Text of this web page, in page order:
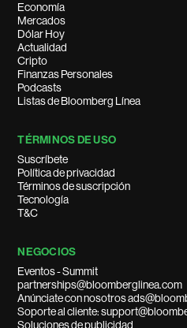
Economía
Mercados
Dólar Hoy
Actualidad
Cripto
Finanzas Personales
Podcasts
Listas de Bloomberg Línea
TÉRMINOS DE USO
Suscríbete
Política de privacidad
Términos de suscripción
Tecnología
T&C
NEGOCIOS
Eventos - Summit
partnerships@bloomberglinea.com
Anúnciate con nosotros
Soporte al cliente:
Soluciones de publicidad